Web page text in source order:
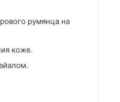
румянца на
коже.